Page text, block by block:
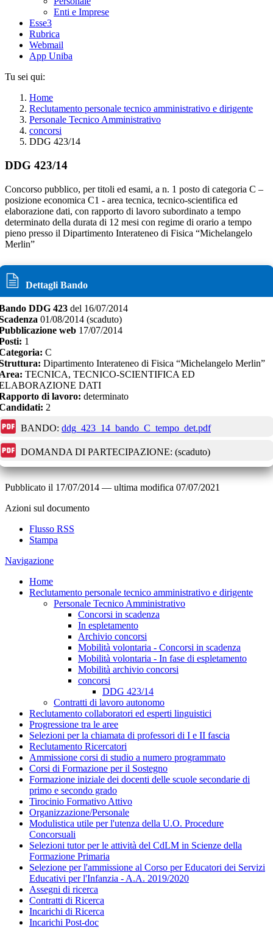
Enti e Imprese
Esse3
Rubrica
Webmail
App Uniba
Tu sei qui:
Home
Reclutamento personale tecnico amministrativo e dirigente
Personale Tecnico Amministrativo
concorsi
DDG 423/14
DDG 423/14
Concorso pubblico, per titoli ed esami, a n. 1 posto di categoria C –
posizione economica C1 - area tecnica, tecnico-scientifica ed
elaborazione dati, con rapporto di lavoro subordinato a tempo
determinato della durata di 12 mesi con regime di orario a tempo
pieno presso il Dipartimento Interateneo di Fisica “Michelangelo
Merlin”
Dettagli Bando
DDG 423 del 16/07/2014
01/08/2014 (scaduto)
web 17/07/2014
1
C
Dipartimento Interateneo di Fisica “Michelangelo Merlin”
TECNICA, TECNICO-SCIENTIFICA ED
DATI
di lavoro: determinato
2
BANDO: ddg_423_14_bando_C_tempo_det.pdf
DOMANDA DI PARTECIPAZIONE: (scaduto)
Pubblicato il 17/07/2014 — ultima modifica 07/07/2021
Azioni sul documento
Flusso RSS
Stampa
Navigazione
Home
Reclutamento personale tecnico amministrativo e dirigente
Personale Tecnico Amministrativo
Concorsi in scadenza
In espletamento
Archivio concorsi
Mobilità volontaria - Concorsi in scadenza
Mobilità volontaria - In fase di espletamento
Mobilità archivio concorsi
concorsi
DDG 423/14
Contratti di lavoro autonomo
Reclutamento collaboratori ed esperti linguistici
Progressione tra le aree
Selezioni per la chiamata di professori di I e II fascia
Reclutamento Ricercatori
Ammissione corsi di studio a numero programmato
Corsi di Formazione per il Sostegno
Formazione iniziale dei docenti delle scuole secondarie di
primo e secondo grado
Tirocinio Formativo Attivo
Organizzazione/Personale
Modulistica utile per l'utenza della U.O. Procedure
Concorsuali
Selezioni tutor per le attività del CdLM in Scienze della
Formazione Primaria
Selezione per l'ammissione al Corso per Educatori dei Servizi
Educativi per l'Infanzia - A.A. 2019/2020
Assegni di ricerca
Contratti di Ricerca
Incarichi di Ricerca
Incarichi Post-doc